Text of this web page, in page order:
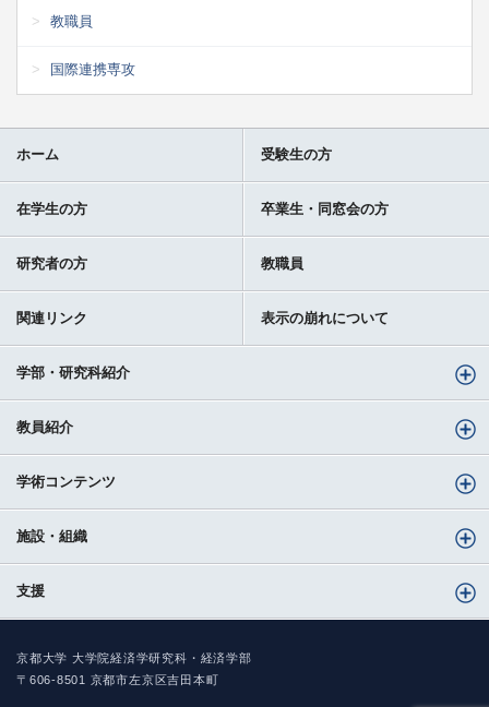
教職員
国際連携専攻
ホーム 受験生の方
在学生の方 卒業生・同窓会の方
研究者の方 教職員
関連リンク 表示の崩れについて
学部・研究科紹介
教員紹介
学術コンテンツ
施設・組織
支援
京都大学 大学院経済学研究科・経済学部
〒606-8501 京都市左京区吉田本町